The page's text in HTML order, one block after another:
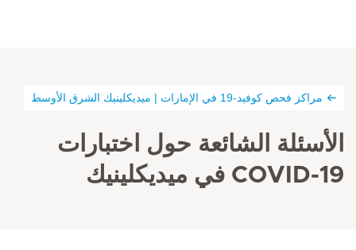
مراكز فحص كوفيد-19 في الإمارات | ميديكلينيك الشرق الأوسط
الأسئلة الشائعة حول اختبارات
COVID-19 في ميديكلينيك